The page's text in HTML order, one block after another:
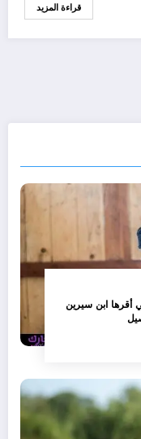
قراءة المزيد
أقرها ابن سيرين